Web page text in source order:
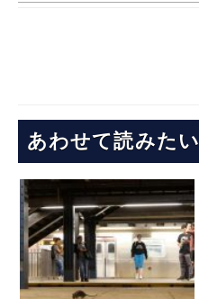
あわせて読みたい